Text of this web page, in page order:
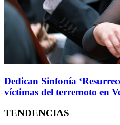
Dedican Sinfonía
víctimas del terremoto en
TENDENCIAS